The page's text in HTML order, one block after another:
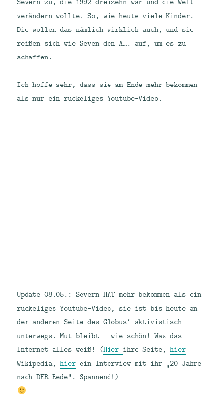
verändern wollte. So, wie heute viele Kinder.
Die wollen das nämlich wirklich auch, und sie
reißen sich wie Seven den A…. auf, um es zu
schaffen.
Ich hoffe sehr, dass sie am Ende mehr bekommen
als nur ein ruckeliges Youtube-Video.
Update 08.05.: Severn HAT mehr bekommen als ein
ruckeliges Youtube-Video, sie ist bis heute an
der anderen Seite des Globus‘ aktivistisch
unterwegs. Mut bleibt – wie schön! Was das
Internet alles weiß! (Hier ihre Seite,hier
Wikipedia,hier ein Interview mit ihr „20 Jahre
nach DER Rede“. Spannend!)